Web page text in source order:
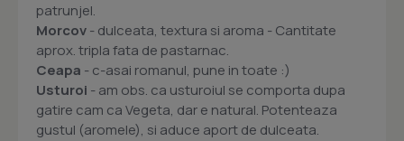
patrunjel.
Morcov- dulceata, textura si aroma - Cantitate
aprox. tripla fata de pastarnac.
Ceapa - c-asai romanul, pune in toate :)
Usturoi - am obs. ca usturoiul se comporta dupa
gatire cam ca Vegeta, dar e natural. Potenteaza
gustul (aromele), si aduce aport de dulceata.